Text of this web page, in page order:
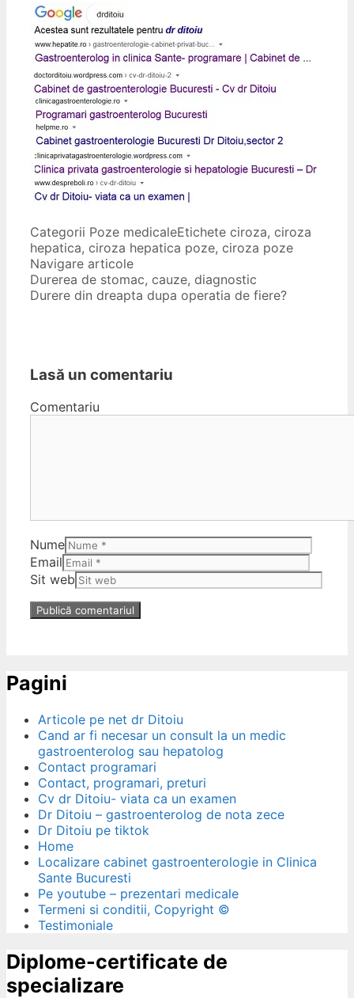
Categorii Poze medicaleEtichete ciroza, ciroza
hepatica, ciroza hepatica poze, ciroza poze
Navigare articole
Durerea de stomac, cauze, diagnostic
Durere din dreapta dupa operatia de fiere?
Lasă un comentariu
Comentariu
Nume
Email
Sit web
Pagini
Articole pe net dr Ditoiu
Cand ar fi necesar un consult la un medic
gastroenterolog sau hepatolog
Contact programari
Contact, programari, preturi
Cv dr Ditoiu- viata ca un examen
Dr Ditoiu – gastroenterolog de nota zece
Dr Ditoiu pe tiktok
Home
Localizare cabinet gastroenterologie in Clinica
Sante Bucuresti
Pe youtube – prezentari medicale
Termeni si conditii, Copyright ©
Testimoniale
Diplome-certificate de
specializare